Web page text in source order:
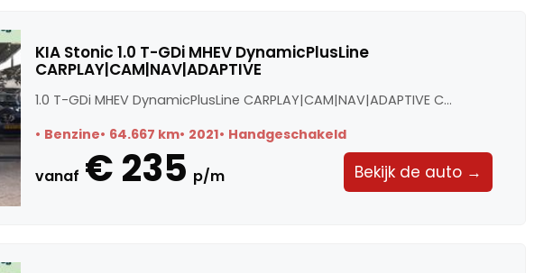
KIA Stonic 1.0 T-GDi MHEV DynamicPlusLine
CARPLAY|CAM|NAV|ADAPTIVE
1.0 T-GDi MHEV DynamicPlusLine CARPLAY|CAM|NAV|ADAPTIVE C...
Benzine 64.667 km 2021 Handgeschakeld
vanaf € 235 p/m Bekijk de auto →